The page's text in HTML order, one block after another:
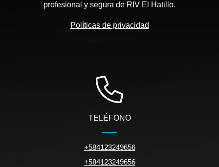
profesional y segura de RIV El Hatillo.
Políticas de privacidad
TELÉFONO
+584123249656
+584123249656